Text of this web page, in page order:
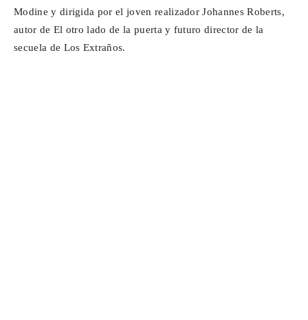
Modine y dirigida por el joven realizador Johannes Roberts,
autor de El otro lado de la puerta y futuro director de la
secuela de Los Extraños.